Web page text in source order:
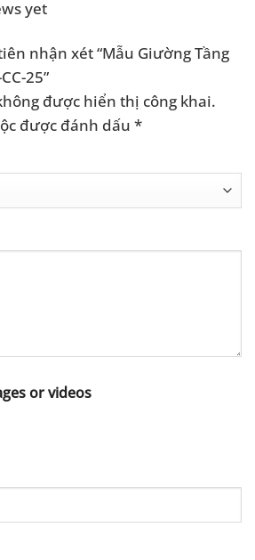
yet
nhận xét “Mẫu Giường Tầng
25”
được hiển thị công khai.
được đánh dấu *
or videos